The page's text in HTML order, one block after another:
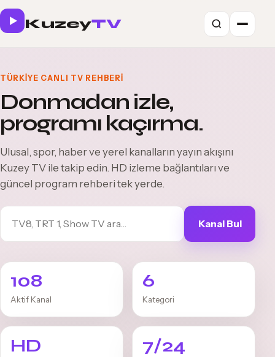
KuzeyTV
TÜRKIYE CANLI TV REHBERI
Donmadan izle,
programı kaçırma.
Ulusal, spor, haber ve yerel kanalların yayın akışını
Kuzey TV ile takip edin. HD izleme bağlantıları ve
güncel program rehberi tek yerde.
Kanal Bul
108
Aktif Kanal
6
Kategori
HD 7/24